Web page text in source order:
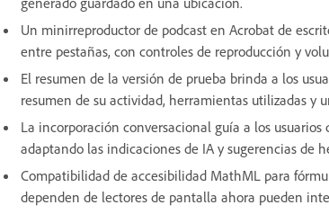
Un minirreproductor de podcast en Acrobat de
entre pestañas, con controles de reproducción y
El resumen de la versión de prueba brinda a los
resumen de su actividad, herramientas utilizadas y
La incorporación conversacional guía a los
adaptando las indicaciones de IA y sugerencias de
Compatibilidad de accesibilidad MathML para
dependen de lectores de pantalla ahora pueden